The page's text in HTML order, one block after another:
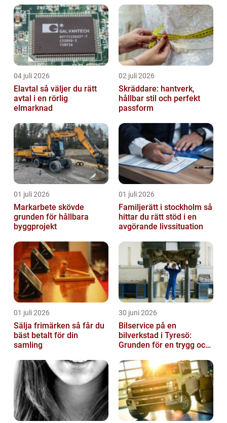
04 juli 2026
Elavtal så väljer du rätt
avtal i en rörlig
elmarknad
02 juli 2026
Skräddare: hantverk,
hållbar stil och perfekt
passform
01 juli 2026
Markarbete skövde
grunden för hållbara
byggprojekt
01 juli 2026
Familjerätt i stockholm så
hittar du rätt stöd i en
avgörande livssituation
01 juli 2026
Sälja frimärken så får du
bäst betalt för din
samling
30 juni 2026
Bilservice på en
bilverkstad i Tyresö:
Grunden för en trygg och